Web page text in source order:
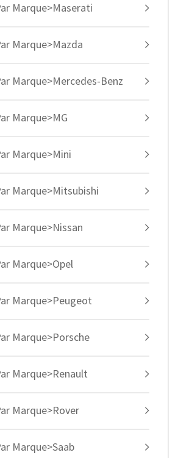
Marque>Maserati
Marque>Mazda
Marque>Mercedes-Benz
Marque>MG
Marque>Mini
Marque>Mitsubishi
Marque>Nissan
Marque>Opel
Marque>Peugeot
Marque>Porsche
Marque>Renault
Marque>Rover
Marque>Saab